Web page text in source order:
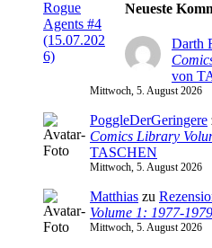
Neueste
Darth
von
Mittwoch, 5. August 2026
PoggleDerGeringere
Comics Library
TASCHEN
Mittwoch, 5. August 2026
Matthias zu
Volume 1: 1977-1979
Mittwoch, 5. August 2026